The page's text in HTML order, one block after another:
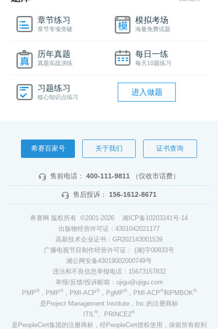
章节练习
章节专项突破
模拟考场
海量免费试题
历年真题
真题实战演练
每日一练
每天10题练习
习题练习
核心知识点练习
进入做题
希赛百家号 关于我们 证书查询
售前电话： 400-111-9811 （仅收市话费）
售后投诉： 156-1612-8671
希赛网 版权所有 ©2001-2026 湘ICP备10203241号-14
出版物经营许可证：4301042021177
高新技术企业证书：GR202143001539
广播电视节目制作经营许可证： (湘)字00833号
湘公网安备43019002000749号
违法和不良信息举报电话：15673157832
举报/反馈/投诉邮箱：ujigu@ujigu.com
PMP®，PMP®，PMI-ACP®，PgMP®，PMI-ACP®和PMBOK®
是Project Management Institute，Inc.的注册商标
ITIL®、PRINCE2®
是PeopleCert集团的注册商标，经PeopleCert授权使用，保留所有权利